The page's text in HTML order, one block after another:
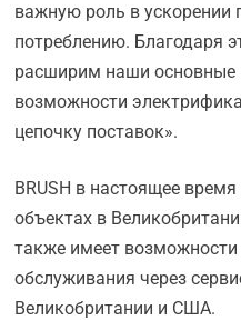
важную роль в ускорении
потреблению. Благодаря
расширим наши основные
возможности
цепочку поставок».
BRUSH в настоящее
объектах в
также имеет
обслуживания через
Великобритании и США.